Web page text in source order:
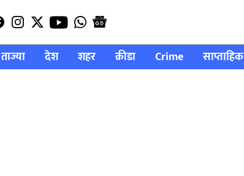
ताज्या देश शहर क्रीडा Crime साप्ताहिक